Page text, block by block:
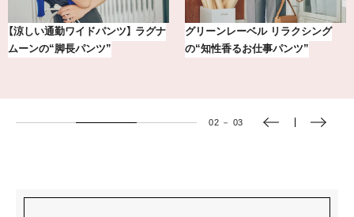
【銀座かねまつ】おしゃれ＆快適な
黒スニーカー4選
冷凍宅配食【nosh-ナッシュ】で叶
える、がんばる私の「がん…
03 － 03